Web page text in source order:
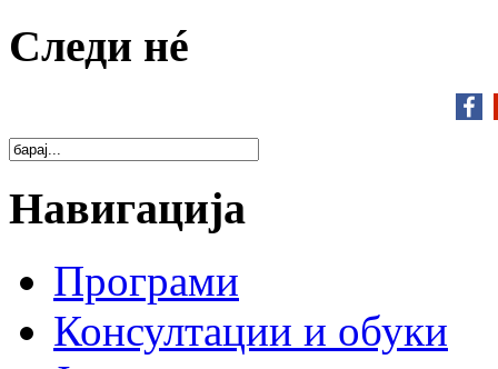
Следи нé
Навигација
Програми
Консултации и обуки